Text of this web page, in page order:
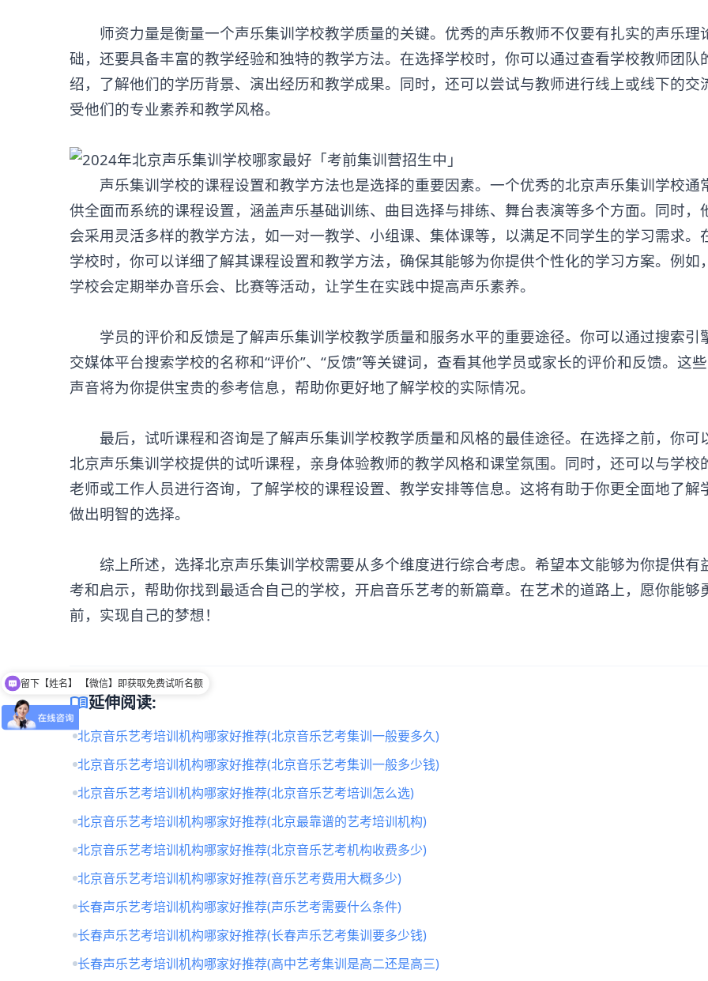
师资力量是衡量一个声乐集训学校教学质量的关键。优秀的声乐教师不仅要有扎实的声乐理
础，还要具备丰富的教学经验和独特的教学方法。在选择学校时，你可以通过查看学校教师团队
绍，了解他们的学历背景、演出经历和教学成果。同时，还可以尝试与教师进行线上或线下的交
受他们的专业素养和教学风格。
声乐集训学校的课程设置和教学方法也是选择的重要因素。一个优秀的北京声乐集训学校通
供全面而系统的课程设置，涵盖声乐基础训练、曲目选择与排练、舞台表演等多个方面。同时，
会采用灵活多样的教学方法，如一对一教学、小组课、集体课等，以满足不同学生的学习需求。
学校时，你可以详细了解其课程设置和教学方法，确保其能够为你提供个性化的学习方案。例如
学校会定期举办音乐会、比赛等活动，让学生在实践中提高声乐素养。
学员的评价和反馈是了解声乐集训学校教学质量和服务水平的重要途径。你可以通过搜索引
交媒体平台搜索学校的名称和“评价”、“反馈”等关键词，查看其他学员或家长的评价和反馈。这
声音将为你提供宝贵的参考信息，帮助你更好地了解学校的实际情况。
最后，试听课程和咨询是了解声乐集训学校教学质量和风格的最佳途径。在选择之前，你可
北京声乐集训学校提供的试听课程，亲身体验教师的教学风格和课堂氛围。同时，还可以与学校
老师或工作人员进行咨询，了解学校的课程设置、教学安排等信息。这将有助于你更全面地了解
做出明智的选择。
综上所述，选择北京声乐集训学校需要从多个维度进行综合考虑。希望本文能够为你提供有
考和启示，帮助你找到最适合自己的学校，开启音乐艺考的新篇章。在艺术的道路上，愿你能够
前，实现自己的梦想！
menu_book延伸阅读:
北京音乐艺考培训机构哪家好推荐(北京音乐艺考集训一般要多久)
北京音乐艺考培训机构哪家好推荐(北京音乐艺考集训一般多少钱)
北京音乐艺考培训机构哪家好推荐(北京音乐艺考培训怎么选)
北京音乐艺考培训机构哪家好推荐(北京最靠谱的艺考培训机构)
北京音乐艺考培训机构哪家好推荐(北京音乐艺考机构收费多少)
北京音乐艺考培训机构哪家好推荐(音乐艺考费用大概多少)
长春声乐艺考培训机构哪家好推荐(声乐艺考需要什么条件)
长春声乐艺考培训机构哪家好推荐(长春声乐艺考集训要多少钱)
长春声乐艺考培训机构哪家好推荐(高中艺考集训是高二还是高三)
留下【姓名】 【微信】即获取免费试听名额